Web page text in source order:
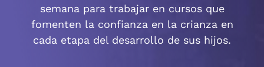
semana para trabajar en cursos que
fomenten la confianza en la crianza en
cada etapa del desarrollo de sus hijos.